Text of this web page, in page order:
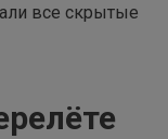
все скрытые